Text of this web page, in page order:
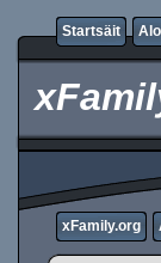
Startsäit
xFamily.org